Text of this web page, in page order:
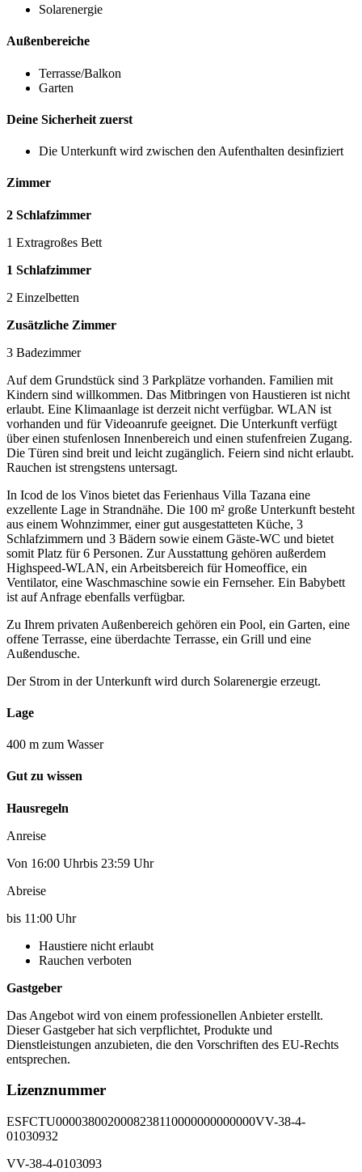
Solarenergie
Außenbereiche
Terrasse/Balkon
Garten
Deine Sicherheit zuerst
Die Unterkunft wird zwischen den Aufenthalten desinfiziert
Zimmer
2 Schlafzimmer
1 Extragroßes Bett
1 Schlafzimmer
2 Einzelbetten
Zusätzliche Zimmer
3 Badezimmer
Auf dem Grundstück sind 3 Parkplätze vorhanden. Familien mit
Kindern sind willkommen. Das Mitbringen von Haustieren ist nicht
erlaubt. Eine Klimaanlage ist derzeit nicht verfügbar. WLAN ist
vorhanden und für Videoanrufe geeignet. Die Unterkunft verfügt
über einen stufenlosen Innenbereich und einen stufenfreien Zugang.
Die Türen sind breit und leicht zugänglich. Feiern sind nicht erlaubt.
Rauchen ist strengstens untersagt.
In Icod de los Vinos bietet das Ferienhaus Villa Tazana eine
exzellente Lage in Strandnähe. Die 100 m² große Unterkunft besteht
aus einem Wohnzimmer, einer gut ausgestatteten Küche, 3
Schlafzimmern und 3 Bädern sowie einem Gäste-WC und bietet
somit Platz für 6 Personen. Zur Ausstattung gehören außerdem
Highspeed-WLAN, ein Arbeitsbereich für Homeoffice, ein
Ventilator, eine Waschmaschine sowie ein Fernseher. Ein Babybett
ist auf Anfrage ebenfalls verfügbar.
Zu Ihrem privaten Außenbereich gehören ein Pool, ein Garten, eine
offene Terrasse, eine überdachte Terrasse, ein Grill und eine
Außendusche.
Der Strom in der Unterkunft wird durch Solarenergie erzeugt.
Lage
400 m zum Wasser
Gut zu wissen
Hausregeln
Anreise
Von 16:00 Uhrbis 23:59 Uhr
Abreise
bis 11:00 Uhr
Haustiere nicht erlaubt
Rauchen verboten
Gastgeber
Das Angebot wird von einem professionellen Anbieter erstellt.
Dieser Gastgeber hat sich verpflichtet, Produkte und
Dienstleistungen anzubieten, die den Vorschriften des EU-Rechts
entsprechen.
Lizenznummer
ESFCTU0000380020008238110000000000000VV-38-4-
01030932
VV-38-4-0103093